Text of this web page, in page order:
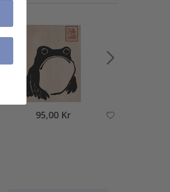
95,00 Kr